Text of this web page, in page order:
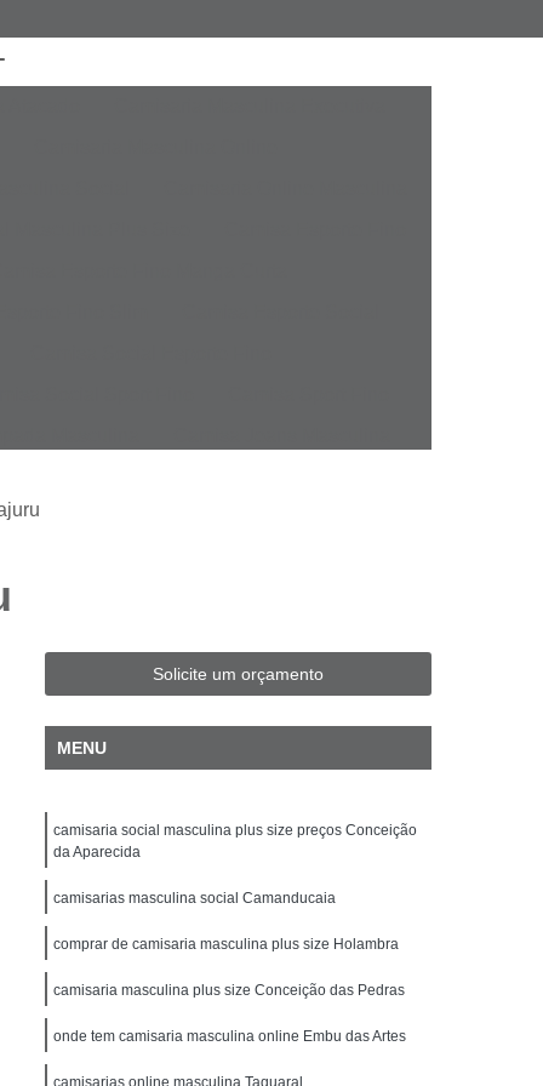
Plus Size
Camisa Social Masculina Plus Size
Social Plus Size Masculina
Plus Size
Camisa Individual Slim Fit
Social Masculina Manga Longa Slim Fit
Slim Fit
Camisa Social Slim Fit Luxo
Slim Fit
Camisa de Linho Masculina Slim Fit
Camisa Masculina Slim
Solicite um orçamento
MENU
camisaria social masculina plus size preços Conceição
da Aparecida
camisarias masculina social Camanducaia
comprar de camisaria masculina plus size Holambra
camisaria masculina plus size Conceição das Pedras
onde tem camisaria masculina online Embu das Artes
camisarias online masculina Taquaral